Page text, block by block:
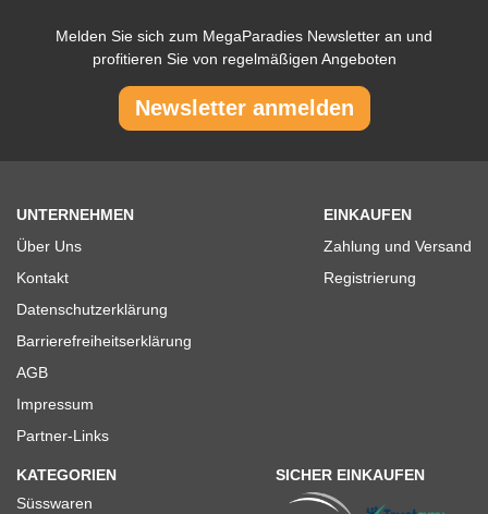
Melden Sie sich zum MegaParadies Newsletter an und
profitieren Sie von regelmäßigen Angeboten
Newsletter anmelden
UNTERNEHMEN
Über Uns
Kontakt
Datenschutzerklärung
Barrierefreiheitserklärung
AGB
Impressum
Partner-Links
EINKAUFEN
Zahlung und Versand
Registrierung
KATEGORIEN
Süsswaren
SICHER EINKAUFEN